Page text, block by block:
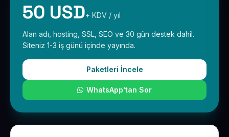
50 USD+ KDV / yıl
Alan adı, hosting, SSL, SEO ve 30 gün destek dahil.
Siteniz 1-3 iş günü içinde yayında.
Paketleri İncele
WhatsApp'tan Sor